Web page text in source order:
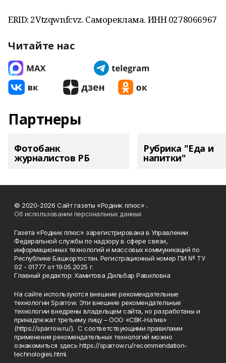
ERID: 2Vtzqwnfcvz. Самореклама. ИНН 0278066967
Читайте нас
Партнеры
Фотобанк
журналистов РБ
Рубрика "Еда и
напитки"
© 2020-2026 Сайт газеты «Родник плюс» .
Об использовании персональных данных
Газета «Родник плюс» зарегистрирована в Управлении
Федеральной службы по надзору в сфере связи,
информационных технологий и массовых коммуникаций по
Республике Башкортостан. Регистрационный номер ПИ № ТУ
02 - 01777 от 19.05.2025 г.
Главный редактор: Хамитова Дильбар Равиловна
На сайте используются внешние рекомендательные
технологии Sparrow. Эти внешние рекомендательные
технологии внедрены владельцем сайта, но разработаны и
принадлежат третьему лицу – ООО «СВК-Натив»
(https://sparrow.ru/). С соответствующими правилами
применения рекомендательных технологий можно
ознакомиться здесь https://sparrow.ru/recommendation-
technologies.html.